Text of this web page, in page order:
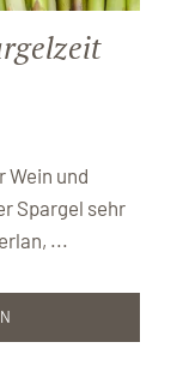
Wein und
Spargel sehr
...